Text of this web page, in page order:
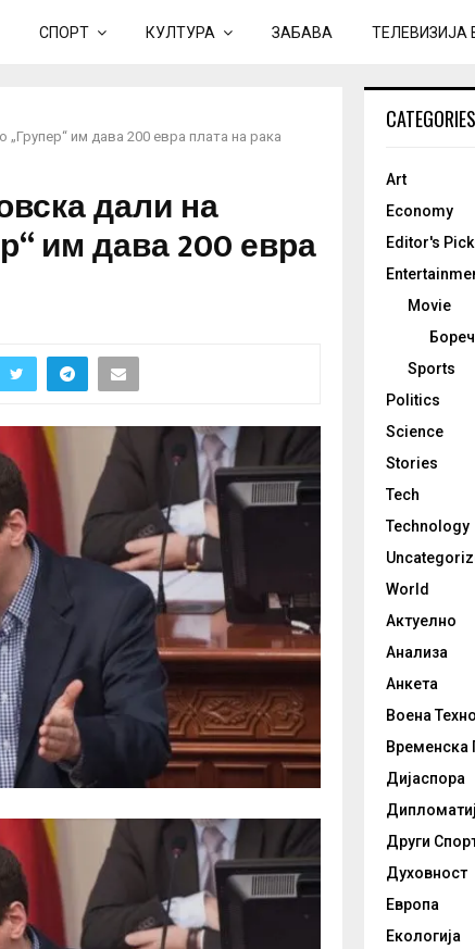
СПОРТ КУЛТУРА ЗАБАВА ТЕЛЕВИЗИЈА
им дава 200 евра плата на рака
дали на
им дава 200 евра
CATEGORIES
Art
Economy
Editor's
Movie
Sports
Politics
Science
Stories
Tech
Technology
World
Актуелно
Анализа
Анкета
Воена
Временска
Дијаспора
Други
Духовност
Европа
Екологија